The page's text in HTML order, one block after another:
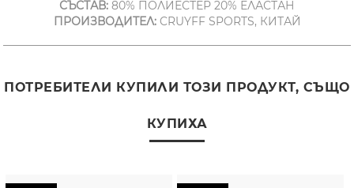
СЪСТАВ: 80% ПОЛИЕСТЕР 20% ЕЛАСТАН
ПРОИЗВОДИТЕЛ:CRUYFF SPORTS, КИТАЙ
ПОТРЕБИТЕЛИ КУПИЛИ ТОЗИ ПРОДУКТ, СЪЩО
КУПИХА